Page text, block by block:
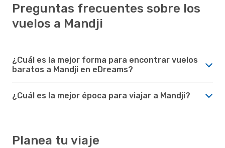
Preguntas frecuentes sobre los
vuelos a Mandji
¿Cuál es la mejor forma para encontrar vuelos
baratos a Mandji en eDreams?
¿Cuál es la mejor época para viajar a Mandji?
Planea tu viaje